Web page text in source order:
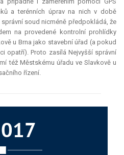
a terénních úprav na nich v době
soud nicméně předpokládá, že
na provedené kontrolní prohlídky
u Brna jako stavební úřad (a pokud
opatří). Proto zasílá Nejvyšší správní
též Městskému úřadu ve Slavkově u
řízení.